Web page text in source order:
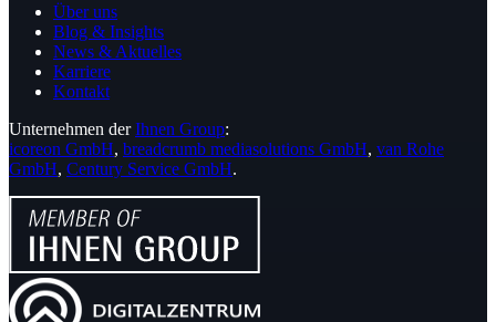
Über uns
Blog & Insights
News & Aktuelles
Karriere
Kontakt
Unternehmen derIhnen Group:
icoreon GmbH, breadcrumb mediasolutions GmbH, van Rohe
GmbH, Century Service GmbH.